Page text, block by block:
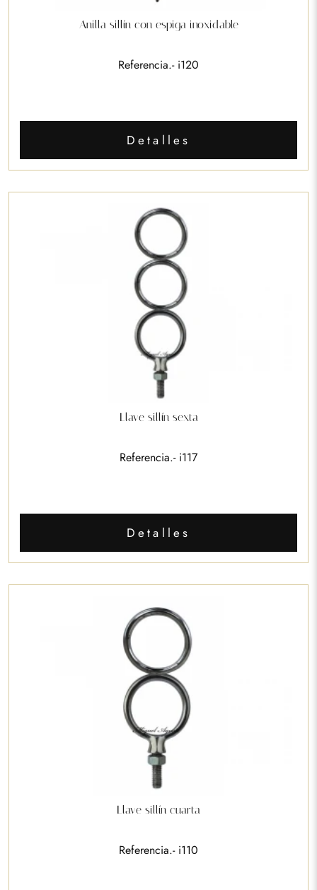
Anilla sillín con espiga inoxidable
Referencia.- i120
Detalles
Llave sillín sexta
Referencia.- i117
Detalles
Llave sillín cuarta
Referencia.- i110